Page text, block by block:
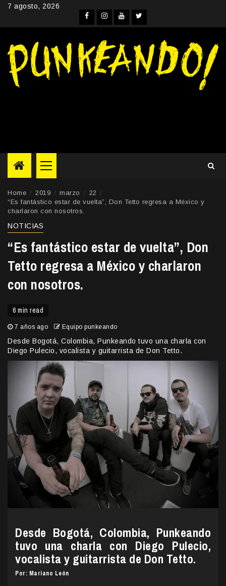
Skip7 agosto, 2026
Facebook
Instagram
YouTube
Twitter
Primary
Menu
Home 2019 marzo
22
“Es fantástico estar de vuelta”, Don Tetto regresa a México y
charlaron con nosotros.
NOTICIAS
“Es fantástico estar de vuelta”, Don
Tetto regresa a México y charlaron
con nosotros.
6 min read
7 años ago Equipo punkeando
Desde Bogotá, Colombia, Punkeando tuvo una charla con
Diego Pulecio, vocalista y guitarrista de Don Tetto.
Desde Bogotá, Colombia, Punkeando
tuvo una charla con Diego Pulecio,
vocalista y guitarrista de Don Tetto.
Por: Mariano León